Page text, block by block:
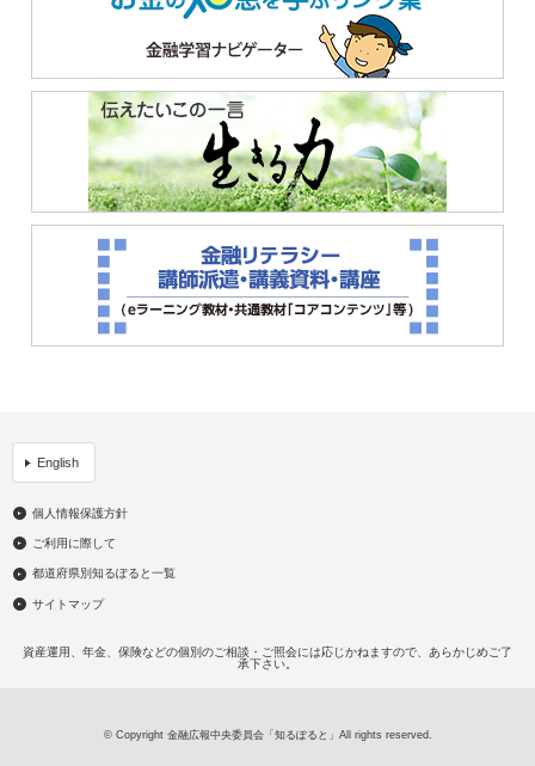
English
個人情報保護方針
ご利用に際して
都道府県別知るぽると一覧
サイトマップ
資産運用、年金、保険などの個別のご相談・ご照会には応じかねますので、あらかじめご了
承下さい。
© Copyright 金融広報中央委員会「知るぽると」All rights reserved.